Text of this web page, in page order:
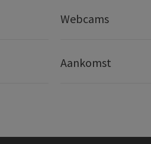
Webcams
Aankomst